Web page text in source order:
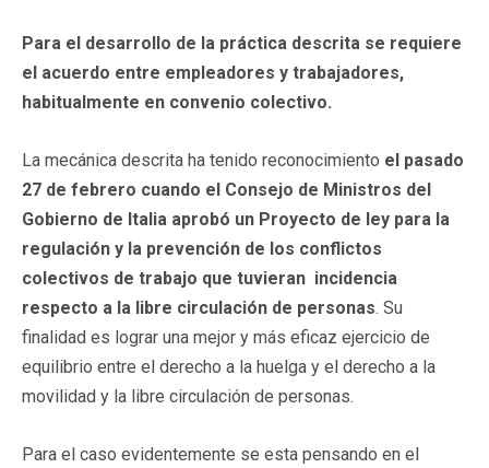
Para el desarrollo de la práctica descrita se requiere
el acuerdo entre empleadores y trabajadores,
habitualmente en convenio colectivo.
La mecánica descrita ha tenido reconocimiento el pasado
27 de febrero cuando el Consejo de Ministros del
Gobierno de Italia aprobó un Proyecto de ley para la
regulación y la prevención de los conflictos
colectivos de trabajo que tuvieran incidencia
respecto a la libre circulación de personas. Su
finalidad es lograr una mejor y más eficaz ejercicio de
equilibrio entre el derecho a la huelga y el derecho a la
movilidad y la libre circulación de personas.
Para el caso evidentemente se esta pensando en el